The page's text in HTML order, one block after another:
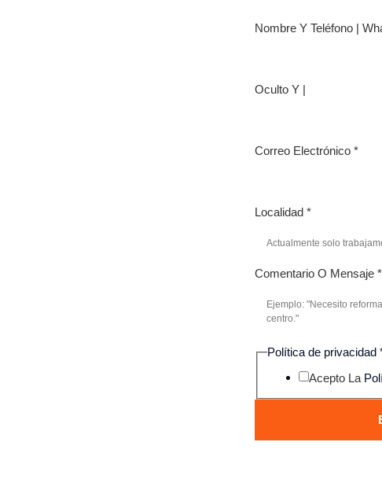
Nombre Y Teléfono |
Oculto Y |
Correo Electrónico *
Localidad *
Comentario O Mensaje *
Política de privacidad
Acepto La